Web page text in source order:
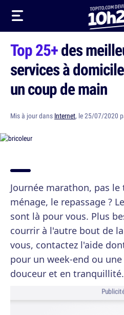
Top 25+des
services à
un coup de main
Mis à jour dans Internet, le 25/07/2020
Journée marathon, pas
ménage, le repassage ?
sont là pour vous. Plus
courrir à l'autre bout de
vous, contactez l'aide
pour un week-end ou
douceur et en tranquillité.